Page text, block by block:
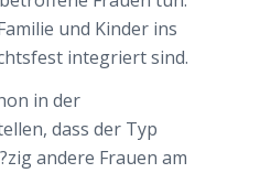
und Kinder ins
integriert sind.
in der
dass der Typ
andere Frauen am